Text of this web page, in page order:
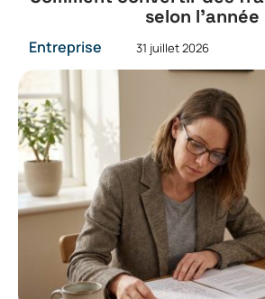
selon l’année
Entreprise 31 juillet 2026